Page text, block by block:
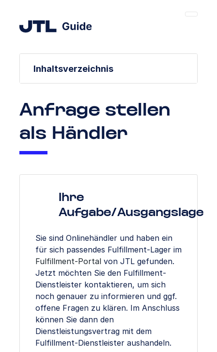
Inhaltsverzeichnis
Anfrage stellen
als Händler
Ihre
Aufgabe/Ausgangslage
Sie sind Onlinehändler und haben ein
für sich passendes Fulfillment-Lager im
Fulfillment-Portal von JTL gefunden.
Jetzt möchten Sie den Fulfillment-
Dienstleister kontaktieren, um sich
noch genauer zu informieren und ggf.
offene Fragen zu klären. Im Anschluss
können Sie dann den
Dienstleistungsvertrag mit dem
Fulfillment-Dienstleister aushandeln.